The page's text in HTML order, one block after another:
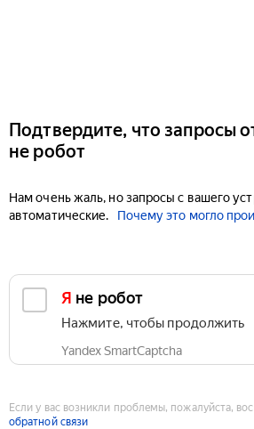
Подтвердите, что запросы
не робот
Нам очень жаль, но запросы с вашего
автоматические.
Почему это могло
Я не робот
Нажмите, чтобы продолжить
Yandex SmartCaptcha
Если у вас возникли проблемы, пожалуйста,
обратной связи